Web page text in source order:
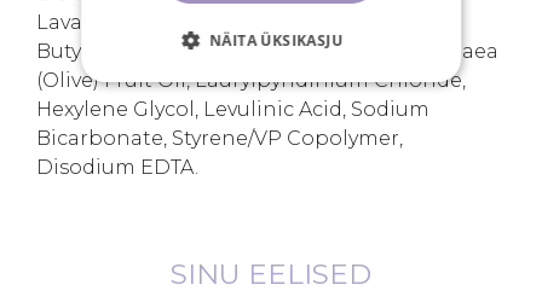
Lavandula Angustifolia (Lavender) Oil,
Butylene Glycol, Vegetable Oil, Olea Europaea
(Olive) Fruit Oil, Laurylpyridinium Chloride,
Hexylene Glycol, Levulinic Acid, Sodium
Bicarbonate, Styrene/VP Copolymer,
Disodium EDTA.
SINU EELISED
NÄITA ÜKSIKASJU